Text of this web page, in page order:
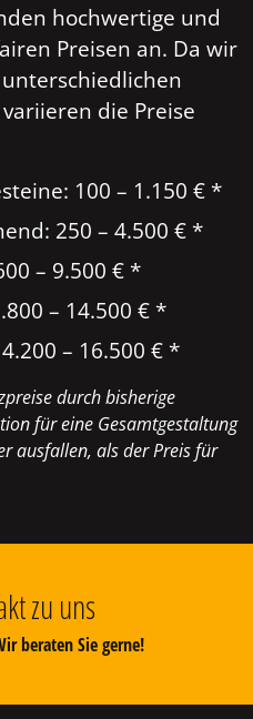
hochwertige und
Preisen an. Da wir
die Preise
100 – 1.150 € *
250 – 4.500 € *
– 9.500 € *
– 14.500 € *
– 16.500 € *
durch bisherige
für eine Gesamtgestaltung
ausfallen, als der Preis für
zu uns
beraten Sie gerne!